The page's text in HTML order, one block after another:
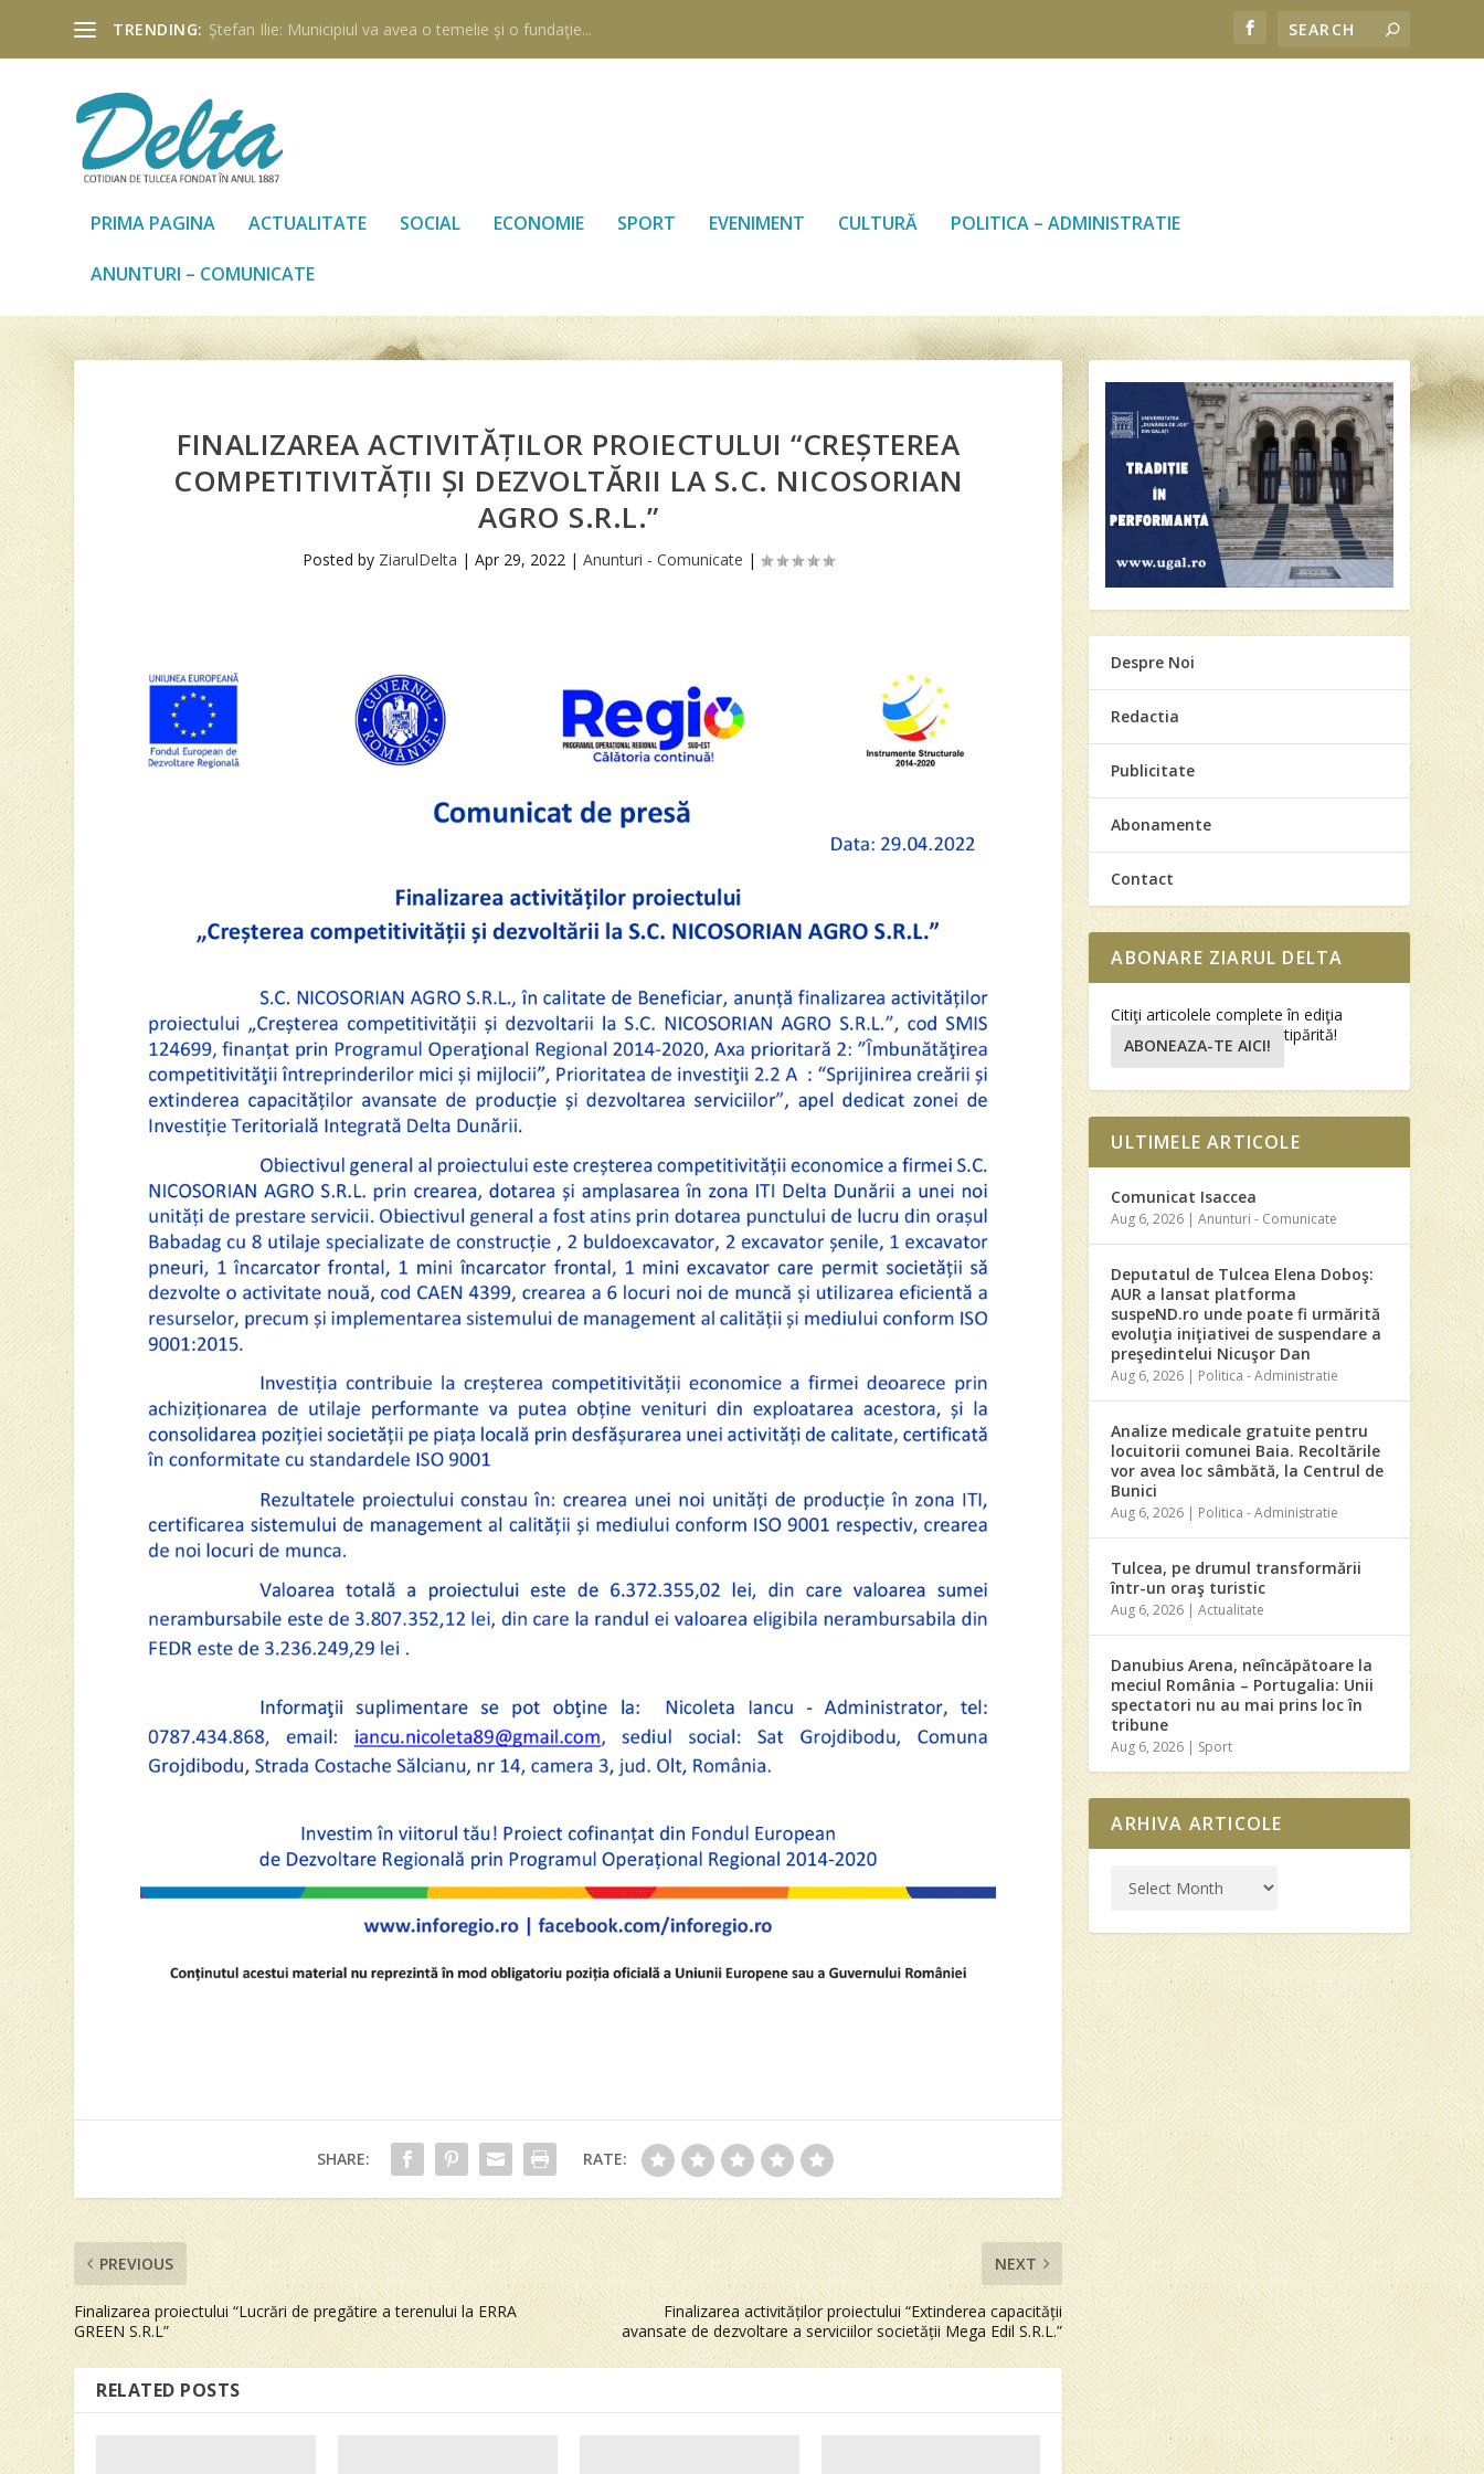
TRENDING: Ştefan Ilie: Municipiul va avea o temelie şi o fundaţie...
PRIMA PAGINA ACTUALITATE SOCIAL ECONOMIE SPORT EVENIMENT CULTURĂ POLITICA – ADMINISTRATIE
ANUNTURI – COMUNICATE
FINALIZAREA ACTIVITĂȚILOR PROIECTULUI “CREȘTEREA
COMPETITIVITĂȚII ȘI DEZVOLTĂRII LA S.C. NICOSORIAN
AGRO S.R.L.”
Posted by ZiarulDelta |Apr 29, 2022 |Anunturi - Comunicate |
SHARE: RATE:
PREVIOUS
Finalizarea proiectului “Lucrări de pregătire a terenului la ERRA
GREEN S.R.L”
NEXT
Finalizarea activităților proiectului “Extinderea capacității
avansate de dezvoltare a serviciilor societății Mega Edil S.R.L.”
RELATED POSTS
Despre Noi
Redactia
Publicitate
Abonamente
Contact
ABONARE ZIARUL DELTA
Citiţi articolele complete în ediţia
tipărită!
ABONEAZA-TE AICI!
ULTIMELE ARTICOLE
Comunicat Isaccea
Aug 6, 2026 |Anunturi - Comunicate
Deputatul de Tulcea Elena Doboş:
AUR a lansat platforma
suspeND.ro unde poate fi urmărită
evoluţia iniţiativei de suspendare a
preşedintelui Nicuşor Dan
Aug 6, 2026 | Politica - Administratie
Analize medicale gratuite pentru
locuitorii comunei Baia. Recoltările
vor avea loc sâmbătă, la Centrul de
Bunici
Aug 6, 2026 | Politica - Administratie
Tulcea, pe drumul transformării
într-un oraş turistic
Aug 6, 2026 |Actualitate
Danubius Arena, neîncăpătoare la
meciul România – Portugalia: Unii
spectatori nu au mai prins loc în
tribune
Aug 6, 2026 | Sport
ARHIVA ARTICOLE